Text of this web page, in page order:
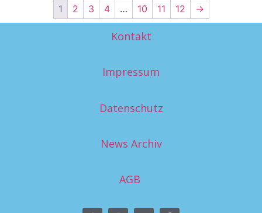
1 2 3 4 … 10 11 12 →
Kontakt
Impressum
Datenschutz
News Archiv
AGB